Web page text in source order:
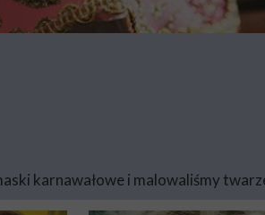
karnawałowe i malowaliśmy